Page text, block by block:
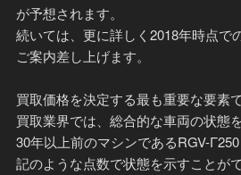
が予想されます。
続いては、更に詳しく2018年時点で
ご案内差し上げます。
買取価格を決定する最も重要な要素
買取業界では、総合的な車両の状態
30年以上前のマシンであるRGV-
記のような点数で状態を示すことがで